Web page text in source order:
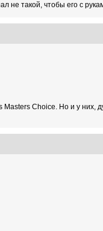
не такой, чтобы его с
Choice. Но и у них,